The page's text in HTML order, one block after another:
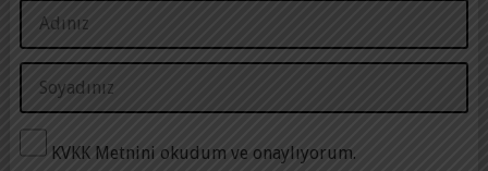
KVKK Metnini okudum ve onaylıyorum.